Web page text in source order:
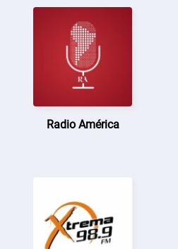
Radio América